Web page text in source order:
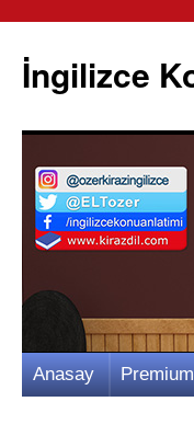
İngilizce
İçeriğe
Anasay Premium